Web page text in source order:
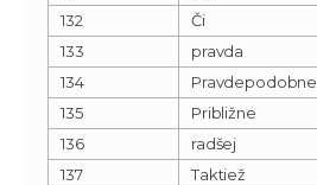
132
Či
133
pravda
134
Pravdepodobne
135
Približne
136
radšej
137
Taktiež